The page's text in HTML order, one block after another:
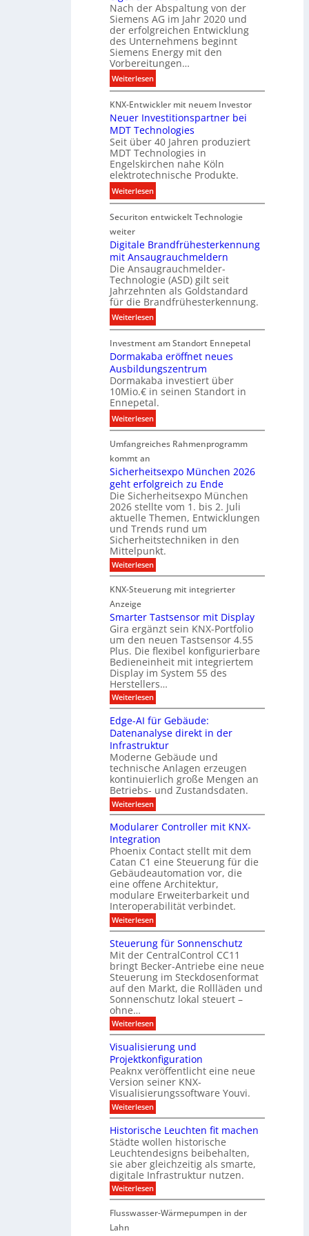
l
e
u
c
h
t
u
n
g
s
t
e
c
h
n
i
k
t
a
l
e
P
r
o
d
u
k
t
d
a
t
e
Nach der Abspaltung von der
Siemens AG im Jahr 2020 und
der erfolgreichen Entwicklung
des Unternehmens beginnt
Siemens Energy mit den
Vorbereitungen…
Weiterlesen:
S
i
e
m
e
n
s
E
n
r
y
w
i
r
d
u
r
e
i
g
e
n
e
n
M
r
k
e
KNX-Entwickler mit neuem Investor
Neuer Investitionspartner bei
MDT Technologies
Seit über 40 Jahren produziert
MDT Technologies in
Engelskirchen nahe Köln
elektrotechnische Produkte.
Weiterlesen:
N
e
e
r
I
n
v
e
s
t
i
t
i
o
n
s
p
a
n
e
r
b
e
i
M
D
T
c
h
n
o
l
o
g
e
s
Securiton entwickelt Technologie
weiter
Digitale Brandfrühesterkennung
mit Ansaugrauchmeldern
Die Ansaugrauchmelder-
Technologie (ASD) gilt seit
Jahrzehnten als Goldstandard
für die Brandfrühesterkennung.
Weiterlesen:
D
i
g
i
t
a
l
e
B
r
n
d
f
r
ü
h
e
s
t
e
k
e
n
n
u
n
g
m
i
t
A
n
s
a
g
r
a
u
c
h
m
e
l
d
e
r
n
Investment am Standort Ennepetal
Dormakaba eröffnet neues
Ausbildungszentrum
Dormakaba investiert über
10Mio.€ in seinen Standort in
Ennepetal.
Weiterlesen:
D
o
m
a
k
a
b
a
e
r
ö
f
n
e
t
n
e
u
e
s
A
u
s
b
i
l
d
u
n
g
s
z
e
n
t
r
u
m
Umfangreiches Rahmenprogramm
kommt an
Sicherheitsexpo München 2026
geht erfolgreich zu Ende
Die Sicherheitsexpo München
2026 stellte vom 1. bis 2. Juli
aktuelle Themen, Entwicklungen
und Trends rund um
Sicherheitstechniken in den
Mittelpunkt.
Weiterlesen:
S
c
e
r
h
e
i
t
s
e
x
p
o
M
ü
n
c
h
e
n
2
0
2
6
g
h
t
e
r
f
o
l
g
r
e
i
c
h
z
u
E
n
e
KNX-Steuerung mit integrierter
Anzeige
Smarter Tastsensor mit Display
Gira ergänzt sein KNX-Portfolio
um den neuen Tastsensor 4.55
Plus. Die flexibel konfigurierbare
Bedieneinheit mit integriertem
Display im System 55 des
Herstellers…
Weiterlesen:
S
m
a
r
t
e
r
T
a
s
t
s
n
s
o
r
m
i
t
D
i
s
p
a
y
Edge-AI für Gebäude:
Datenanalyse direkt in der
Infrastruktur
Moderne Gebäude und
technische Anlagen erzeugen
kontinuierlich große Mengen an
Betriebs- und Zustandsdaten.
Weiterlesen:
E
g
e
-
A
I
f
ü
r
G
e
b
u
d
e
:
D
a
t
e
n
a
n
a
l
y
s
e
d
i
r
e
k
t
i
n
d
e
r
n
Modularer Controller mit KNX-
Integration
Phoenix Contact stellt mit dem
Catan C1 eine Steuerung für die
Gebäudeautomation vor, die
eine offene Architektur,
modulare Erweiterbarkeit und
Interoperabilität verbindet.
Weiterlesen:
M
d
u
l
a
r
e
r
C
o
n
t
o
l
l
e
r
m
i
t
K
N
X
-
I
n
t
g
Steuerung für Sonnenschutz
Mit der CentralControl CC11
bringt Becker-Antriebe eine neue
Steuerung im Steckdosenformat
auf den Markt, die Rollläden und
Sonnenschutz lokal steuert –
ohne…
Weiterlesen:
S
e
u
e
r
u
n
g
f
ü
r
S
o
n
n
e
n
c
Visualisierung und
Projektkonfiguration
Peaknx veröffentlicht eine neue
Version seiner KNX-
Visualisierungssoftware Youvi.
Weiterlesen:
V
s
u
a
l
i
s
i
e
r
Historische Leuchten fit machen
Städte wollen historische
Leuchtendesigns beibehalten,
sie aber gleichzeitig als smarte,
digitale Infrastruktur nutzen.
Weiterlesen:
H
s
Flusswasser-Wärmepumpen in der
Lahn